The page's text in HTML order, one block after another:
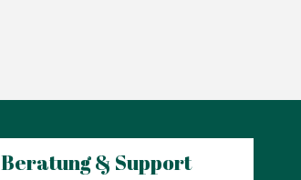
Beratung & Support